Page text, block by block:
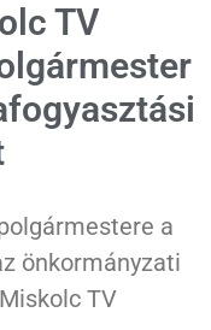
TV
a
önkormányzati
TV